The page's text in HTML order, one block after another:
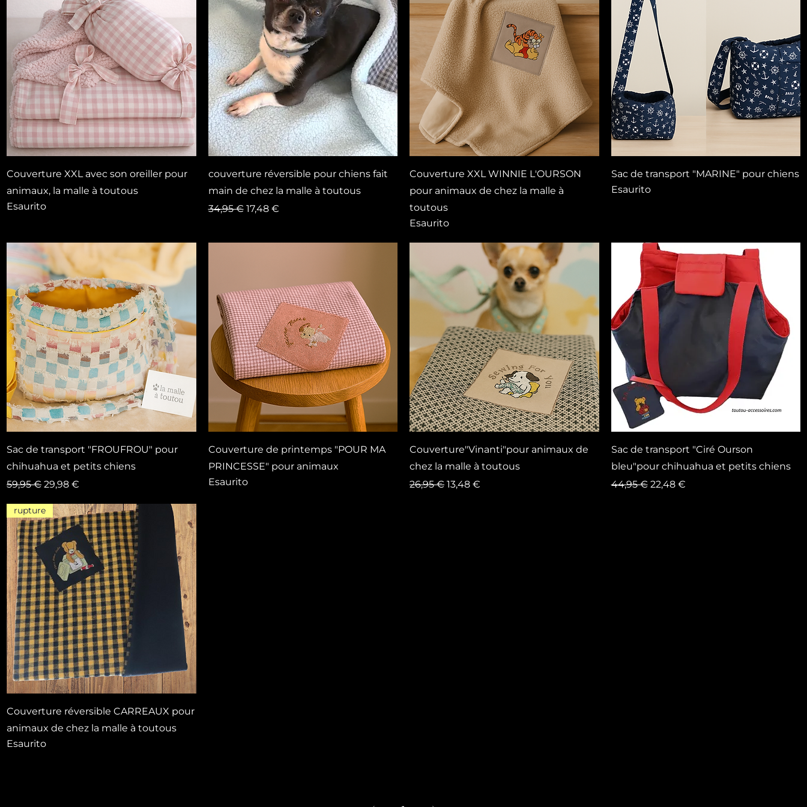
Vista rapida
Couverture XXL avec son oreiller pour
animaux, la malle à toutous
Esaurito
Vista rapida
couverture réversible pour chiens fait
main de chez la malle à toutous
Prezzo regolare
34,95 € Prezzo scontato
17,48 €
Vista rapida
Couverture XXL WINNIE L'OURSON
pour animaux de chez la malle à
toutous
Esaurito
Vista rapida
Sac de transport "MARINE" pour chiens
Esaurito
Vista rapida
Sac de transport "FROUFROU" pour
chihuahua et petits chiens
Prezzo regolare
59,95 € Prezzo scontato
29,98 €
Vista rapida
Couverture de printemps "POUR MA
PRINCESSE" pour animaux
Esaurito
Vista rapida
Couverture"Vinanti"pour animaux de
chez la malle à toutous
Prezzo regolare
26,95 € Prezzo scontato
13,48 €
Vista rapida
Sac de transport "Ciré Ourson
bleu"pour chihuahua et petits chiens
Prezzo regolare
44,95 € Prezzo scontato
22,48 €
Vista rapida
rupture
Couverture réversible CARREAUX pour
animaux de chez la malle à toutous
Esaurito